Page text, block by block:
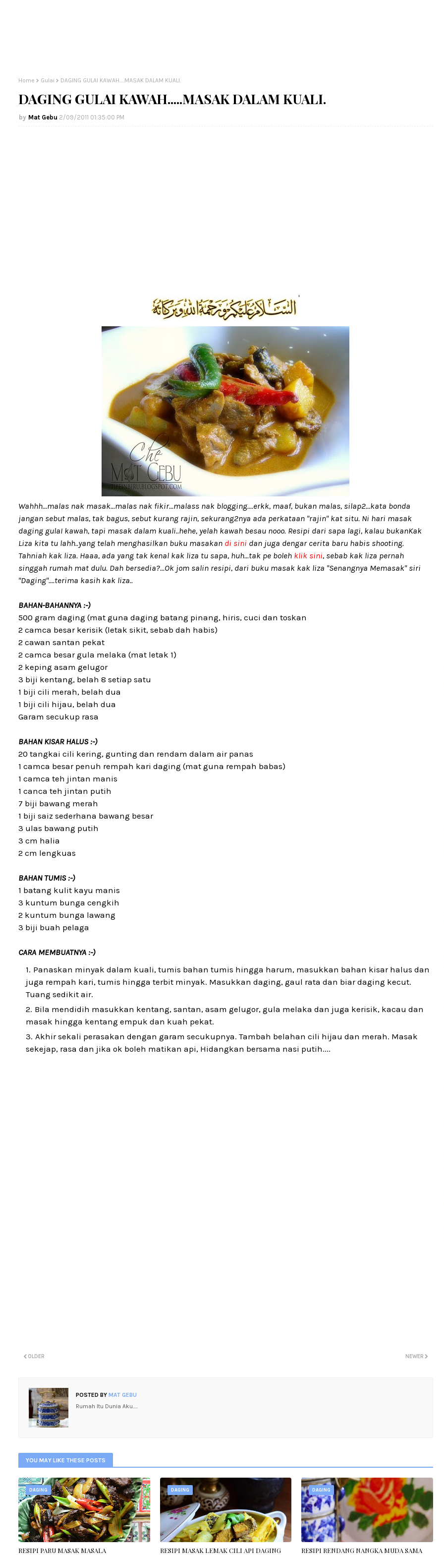
Home Gulai DAGING GULAI KAWAH.....MASAK DALAM KUALI.
DAGING GULAI KAWAH.....MASAK DALAM KUALI.
Mat Gebu 2/09/2011 01:35:00 PM
Wahhh...malas nak masak...malas nak fikir...malass nak blogging....erkk, maaf, bukan malas, silap2...kata bonda
jangan sebut malas, tak bagus, sebut kurang rajin, sekurang2nya ada perkataan "rajin" kat situ. Ni hari masak
daging gulaI kawah, tapi masak dalam kuali..hehe, yelah kawah besau nooo. Resipi dari sapa lagi, kalau bukanKak
Liza kita tu lahh..yang telah menghasilkan buku masakan di sini dan juga dengar cerita baru habis shooting.
Tahniah kak liza. Haaa, ada yang tak kenal kak liza tu sapa, huh...tak pe boleh klik sini, sebab kak liza pernah
singgah rumah mat dulu. Dah bersedia?...Ok jom salin resipi, dari buku masak kak liza "Senangnya Memasak" siri
"Daging"....terima kasih kak liza..
BAHAN-BAHANNYA :-)
500 gram daging (mat guna daging batang pinang, hiris, cuci dan toskan
2 camca besar kerisik (letak sikit, sebab dah habis)
2 cawan santan pekat
2 camca besar gula melaka (mat letak 1)
2 keping asam gelugor
3 biji kentang, belah 8 setiap satu
1 biji cili merah, belah dua
1 biji cili hijau, belah dua
Garam secukup rasa
BAHAN KISAR HALUS :-)
20 tangkai cili kering, gunting dan rendam dalam air panas
1 camca besar penuh rempah kari daging (mat guna rempah babas)
1 camca teh jintan manis
1 canca teh jintan putih
7 biji bawang merah
1 biji saiz sederhana bawang besar
3 ulas bawang putih
3 cm halia
2 cm lengkuas
BAHAN TUMIS :-)
1 batang kulit kayu manis
3 kuntum bunga cengkih
2 kuntum bunga lawang
3 biji buah pelaga
CARA MEMBUATNYA :-)
Panaskan minyak dalam kuali, tumis bahan tumis hingga harum, masukkan bahan kisar halus dan
juga rempah kari, tumis hingga terbit minyak. Masukkan daging, gaul rata dan biar daging kecut.
Tuang sedikit air.
Bila mendidih masukkan kentang, santan, asam gelugor, gula melaka dan juga kerisik, kacau dan
masak hingga kentang empuk dan kuah pekat.
Akhir sekali perasakan dengan garam secukupnya. Tambah belahan cili hijau dan merah. Masak
sekejap, rasa dan jika ok boleh matikan api, Hidangkan bersama nasi putih....
NEWER
OLDER
POSTED BY MAT GEBU
Rumah Itu Dunia Aku.....
YOU MAY LIKE THESE POSTS
DAGING
RESIPI PARU MASAK MASALA
DAGING
RESIPI MASAK LEMAK CILI API DAGING
DAGING
RESIPI RENDANG NANGKA MUDA SAMA